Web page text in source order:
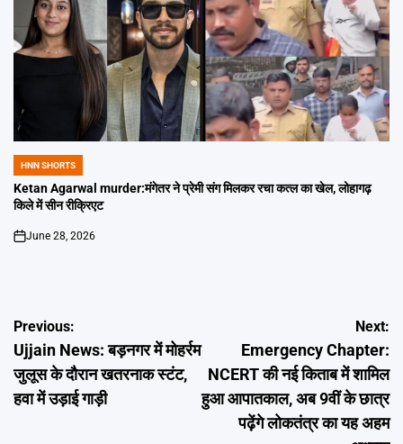
POSTED
IN
HNN SHORTS
Ketan Agarwal murder:मंगेतर ने प्रेमी संग मिलकर रचा कत्ल का खेल, लोहागढ़
किले में सीन रीक्रिएट
on
June 28, 2026
Post
navigation
Previous:
Ujjain News: बड़नगर में मोहर्रम
जुलूस के दौरान खतरनाक स्टंट,
हवा में उड़ाई गाड़ी
Next:
Emergency Chapter:
NCERT की नई किताब में शामिल
हुआ आपातकाल, अब 9वीं के छात्र
पढ़ेंगे लोकतंत्र का यह अहम